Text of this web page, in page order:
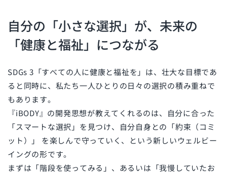
自分の「小さな選択」が、未来の
「健康と福祉」につながる
SDGs 3「すべての人に健康と福祉を」は、壮大な目標であ
ると同時に、私たち一人ひとりの日々の選択の積み重ねで
もあります。
『iBODY』の開発思想が教えてくれるのは、自分に合った
「スマートな選択」を見つけ、自分自身との「約束（コミ
ット）」 を楽しんで守っていく、という新しいウェルビー
イングの形です。
まずは「階段を使ってみる」、あるいは「我慢していたお